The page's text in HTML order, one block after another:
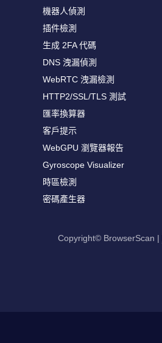
機器人偵測
插件檢測
生成 2FA 代碼
DNS 洩漏偵測
WebRTC 洩漏檢測
HTTP2/SSL/TLS 測試
匯率換算器
客戶提示
WebGPU 瀏覽器報告
Gyroscope Visualizer
時區檢測
密碼產生器
Copyright© BrowserScan |